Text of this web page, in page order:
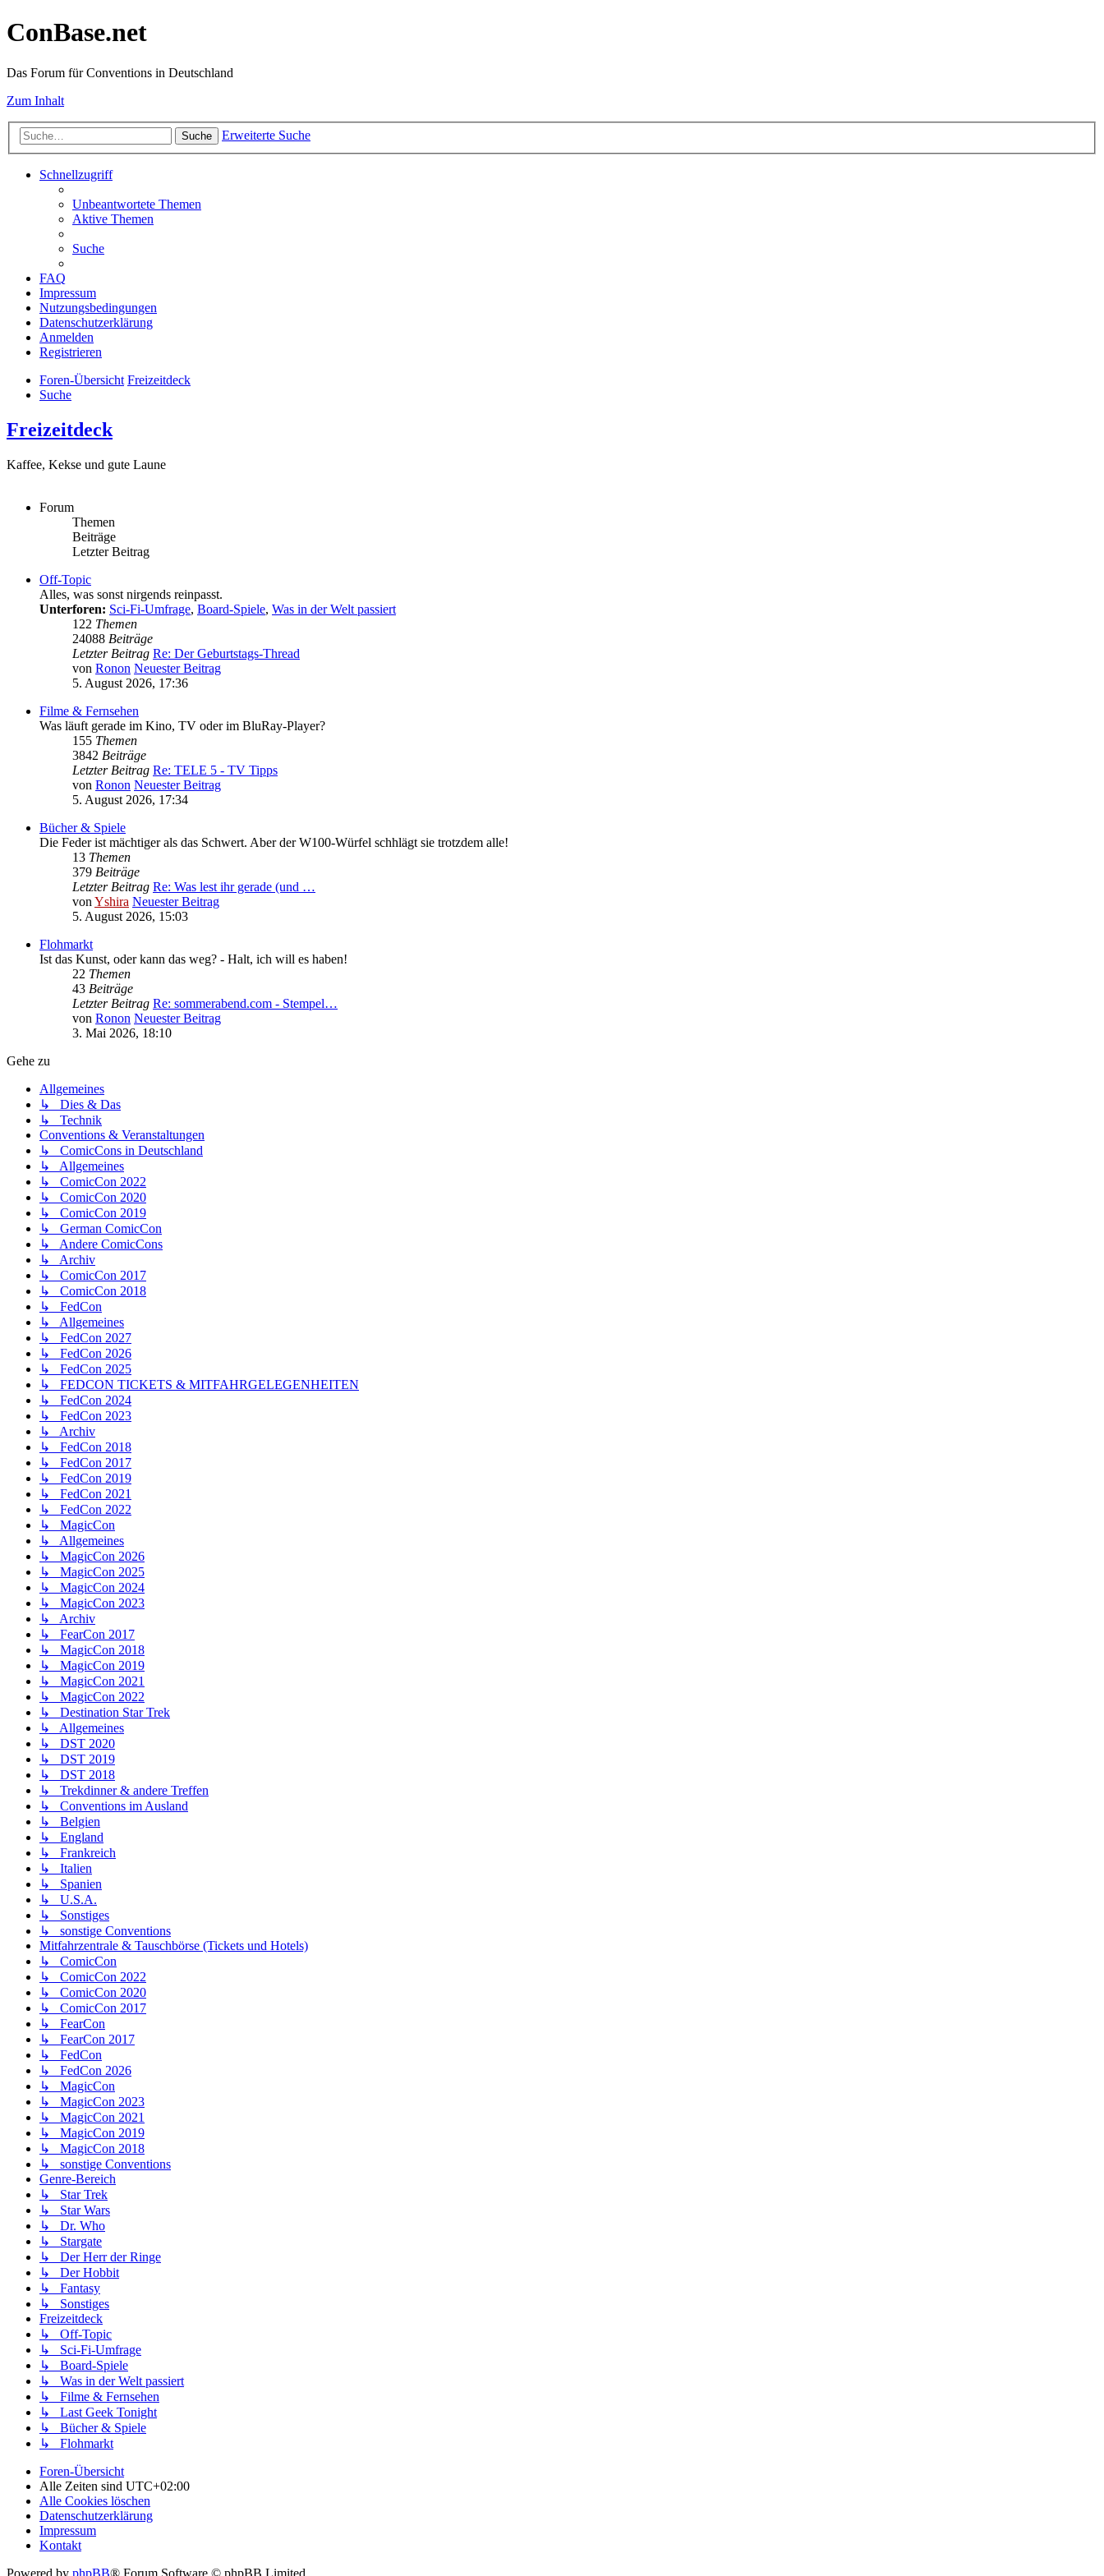
ConBase.net
Das Forum für Conventions in Deutschland
Zum Inhalt
Suche Erweiterte Suche
Schnellzugriff
Unbeantwortete Themen
Aktive Themen
Suche
FAQ
Impressum
Nutzungsbedingungen
Datenschutzerklärung
Anmelden
Registrieren
Foren-Übersicht Freizeitdeck
Suche
Freizeitdeck
Kaffee, Kekse und gute Laune
Forum
Themen
Beiträge
Letzter Beitrag
Off-Topic
Alles, was sonst nirgends reinpasst.
Unterforen: Sci-Fi-Umfrage, Board-Spiele, Was in der Welt passiert
122 Themen
24088 Beiträge
Letzter Beitrag Re: Der Geburtstags-Thread
von Ronon Neuester Beitrag
5. August 2026, 17:36
Filme & Fernsehen
Was läuft gerade im Kino, TV oder im BluRay-Player?
155 Themen
3842 Beiträge
Letzter Beitrag Re: TELE 5 - TV Tipps
von Ronon Neuester Beitrag
5. August 2026, 17:34
Bücher & Spiele
Die Feder ist mächtiger als das Schwert. Aber der W100-Würfel schhlägt sie trotzdem alle!
13 Themen
379 Beiträge
Letzter Beitrag Re: Was lest ihr gerade (und …
von Yshira Neuester Beitrag
5. August 2026, 15:03
Flohmarkt
Ist das Kunst, oder kann das weg? - Halt, ich will es haben!
22 Themen
43 Beiträge
Letzter Beitrag Re: sommerabend.com - Stempel…
von Ronon Neuester Beitrag
3. Mai 2026, 18:10
Gehe zu
Allgemeines
↳ Dies & Das
↳ Technik
Conventions & Veranstaltungen
↳ ComicCons in Deutschland
↳ Allgemeines
↳ ComicCon 2022
↳ ComicCon 2020
↳ ComicCon 2019
↳ German ComicCon
↳ Andere ComicCons
↳ Archiv
↳ ComicCon 2017
↳ ComicCon 2018
↳ FedCon
↳ Allgemeines
↳ FedCon 2027
↳ FedCon 2026
↳ FedCon 2025
↳ FEDCON TICKETS & MITFAHRGELEGENHEITEN
↳ FedCon 2024
↳ FedCon 2023
↳ Archiv
↳ FedCon 2018
↳ FedCon 2017
↳ FedCon 2019
↳ FedCon 2021
↳ FedCon 2022
↳ MagicCon
↳ Allgemeines
↳ MagicCon 2026
↳ MagicCon 2025
↳ MagicCon 2024
↳ MagicCon 2023
↳ Archiv
↳ FearCon 2017
↳ MagicCon 2018
↳ MagicCon 2019
↳ MagicCon 2021
↳ MagicCon 2022
↳ Destination Star Trek
↳ Allgemeines
↳ DST 2020
↳ DST 2019
↳ DST 2018
↳ Trekdinner & andere Treffen
↳ Conventions im Ausland
↳ Belgien
↳ England
↳ Frankreich
↳ Italien
↳ Spanien
↳ U.S.A.
↳ Sonstiges
↳ sonstige Conventions
Mitfahrzentrale & Tauschbörse (Tickets und Hotels)
↳ ComicCon
↳ ComicCon 2022
↳ ComicCon 2020
↳ ComicCon 2017
↳ FearCon
↳ FearCon 2017
↳ FedCon
↳ FedCon 2026
↳ MagicCon
↳ MagicCon 2023
↳ MagicCon 2021
↳ MagicCon 2019
↳ MagicCon 2018
↳ sonstige Conventions
Genre-Bereich
↳ Star Trek
↳ Star Wars
↳ Dr. Who
↳ Stargate
↳ Der Herr der Ringe
↳ Der Hobbit
↳ Fantasy
↳ Sonstiges
Freizeitdeck
↳ Off-Topic
↳ Sci-Fi-Umfrage
↳ Board-Spiele
↳ Was in der Welt passiert
↳ Filme & Fernsehen
↳ Last Geek Tonight
↳ Bücher & Spiele
↳ Flohmarkt
Foren-Übersicht
Alle Zeiten sind UTC+02:00
Alle Cookies löschen
Datenschutzerklärung
Impressum
Kontakt